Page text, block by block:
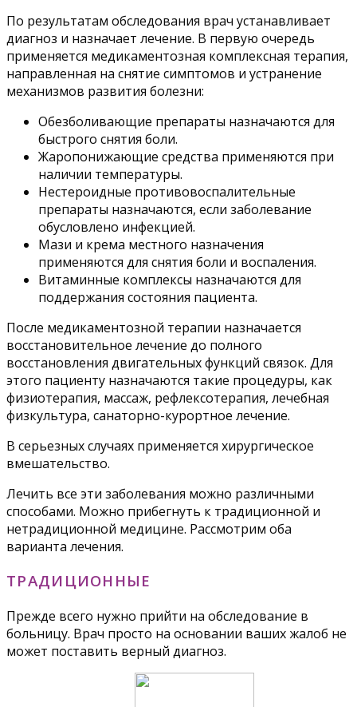
По результатам обследования врач устанавливает
диагноз и назначает лечение. В первую очередь
применяется медикаментозная комплексная терапия,
направленная на снятие симптомов и устранение
механизмов развития болезни:
Обезболивающие препараты назначаются для
быстрого снятия боли.
Жаропонижающие средства применяются при
наличии температуры.
Нестероидные противовоспалительные
препараты назначаются, если заболевание
обусловлено инфекцией.
Мази и крема местного назначения
применяются для снятия боли и воспаления.
Витаминные комплексы назначаются для
поддержания состояния пациента.
После медикаментозной терапии назначается
восстановительное лечение до полного
восстановления двигательных функций связок. Для
этого пациенту назначаются такие процедуры, как
физиотерапия, массаж, рефлексотерапия, лечебная
физкультура, санаторно-курортное лечение.
В серьезных случаях применяется хирургическое
вмешательство.
Лечить все эти заболевания можно различными
способами. Можно прибегнуть к традиционной и
нетрадиционной медицине. Рассмотрим оба
варианта лечения.
ТРАДИЦИОННЫЕ
Прежде всего нужно прийти на обследование в
больницу. Врач просто на основании ваших жалоб не
может поставить верный диагноз.